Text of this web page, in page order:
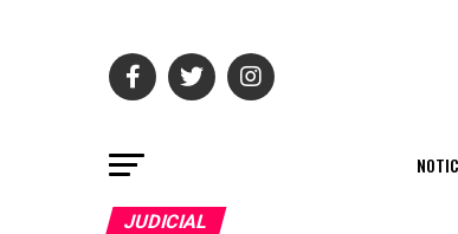
JUDICIAL